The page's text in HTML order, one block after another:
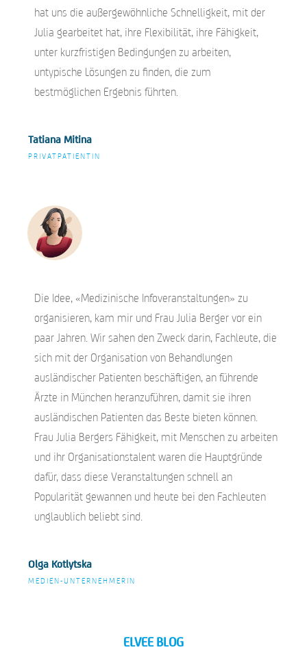
hat uns die außergewöhnliche Schnelligkeit, mit der
Julia gearbeitet hat, ihre Flexibilität, ihre Fähigkeit,
unter kurzfristigen Bedingungen zu arbeiten,
untypische Lösungen zu finden, die zum
bestmöglichen Ergebnis führten.
Tatiana Mitina
PRIVATPATIENTIN
Die Idee, «Medizinische Infoveranstaltungen» zu
organisieren, kam mir und Frau Julia Berger vor ein
paar Jahren. Wir sahen den Zweck darin, Fachleute, die
sich mit der Organisation von Behandlungen
ausländischer Patienten beschäftigen, an führende
Ärzte in München heranzuführen, damit sie ihren
ausländischen Patienten das Beste bieten können.
Frau Julia Bergers Fähigkeit, mit Menschen zu arbeiten
und ihr Organisationstalent waren die Hauptgründe
dafür, dass diese Veranstaltungen schnell an
Popularität gewannen und heute bei den Fachleuten
unglaublich beliebt sind.
Olga Kotlytska
MEDIEN-UNTERNEHMERIN
ELVEE BLOG